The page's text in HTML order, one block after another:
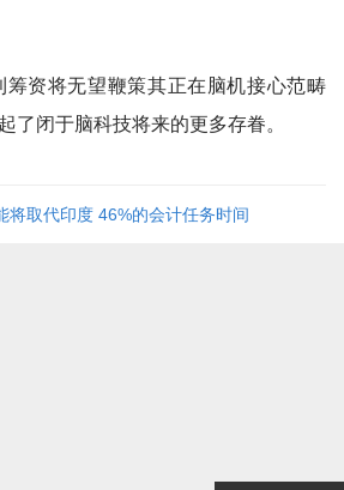
资将无望鞭策其正在脑机接心范畴
了闭于脑科技将来的更多存眷。
将取代印度 46%的会计任务时间